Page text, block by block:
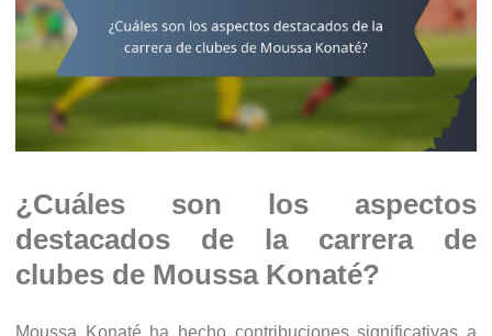
¿Cuáles son los aspectos
destacados de la carrera de
clubes de Moussa Konaté?